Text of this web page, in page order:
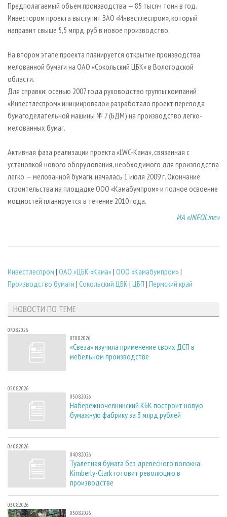
Предполагаемый объем производства — 85 тысяч тонн в год.
Инвестором проекта выступит ЗАО «Инвестлеспром», который
направит свыше 5,5 млрд. руб в новое производство.
На втором этапе проекта планируется открытие производства
мелованной бумаги на ОАО «Сокольский ЦБК» в Вологодской
области.
Для справки: осенью 2007 года руководство группы компаний
«Инвестлеспром» инициировалои разработало проект перевода
бумагоделательной машины № 7 (БДМ) на производство легко-
мелованных бумаг.
Активная фаза реализации проекта «LWC-Кама», связанная с
установкой нового оборудования, необходимого для производства
легко — мелованной бумаги, началась 1 июля 2009 г. Окончание
строительства на площадке ООО «Камабумпром» и полное освоение
мощностей планируется в течение 2010 года.
ИА «INFOLine»
Инвестлеспром | ОАО «ЦБК «Кама»| ООО «Камабумпром»|
Производство бумаги | Сокольский ЦБК | ЦБП | Пермский край
НОВОСТИ ПО ТЕМЕ
07.08.2026
07.08.2026
«Свеза» изучила применение своих ДСП в
мебельном производстве
05.08.2026
05.08.2026
Набережночелнинский КБК построит новую
бумажную фабрику за 3 млрд рублей
04.08.2026
04.08.2026
Туалетная бумага без древесного волокна:
Kimberly-Clark готовит революцию в
производстве
03.08.2026
03.08.2026